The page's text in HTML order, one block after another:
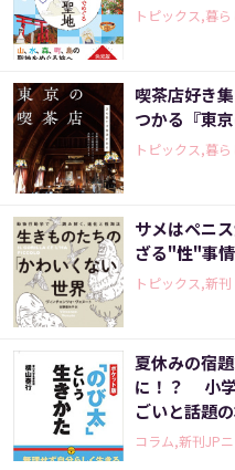
トピックス,暮
喫茶店好き
つかる『東京
トピックス,暮
サメはペニ
ざる"性"事情
トピックス,新刊
夏休みの宿
に！？ 小学
ごいと話題
コラム,新刊JP